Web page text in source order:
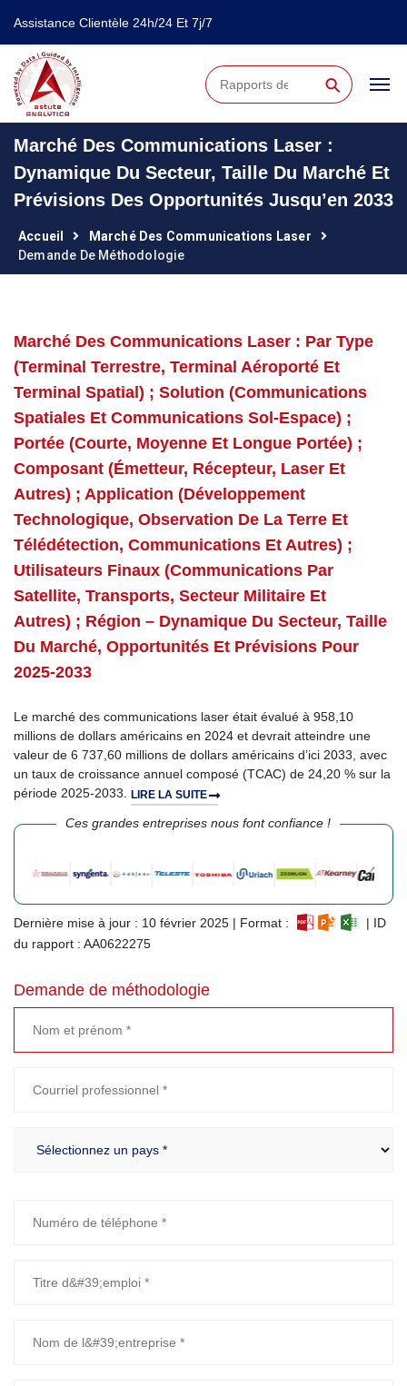
Assistance Clientèle 24h/24 Et 7j/7
⚲
Marché Des Communications Laser :
Dynamique Du Secteur, Taille Du Marché Et
Prévisions Des Opportunités Jusqu’en 2033
Accueil
Marché Des Communications Laser
Demande De Méthodologie
Marché Des Communications Laser : Par Type
(terminal Terrestre, Terminal Aéroporté Et
Terminal Spatial) ; Solution (communications
Spatiales Et Communications Sol-Espace) ;
Portée (courte, Moyenne Et Longue Portée) ;
Composant (émetteur, Récepteur, Laser Et
Autres) ; Application (développement
Technologique, Observation De La Terre Et
Télédétection, Communications Et Autres) ;
Utilisateurs Finaux (communications Par
Satellite, Transports, Secteur Militaire Et
Autres) ; Région – Dynamique Du Secteur, Taille
Du Marché, Opportunités Et Prévisions Pour
2025-2033
Le marché des communications laser était évalué à 958,10
millions de dollars américains en 2024 et devrait atteindre une
valeur de 6 737,60 millions de dollars américains d’ici 2033, avec
un taux de croissance annuel composé (TCAC) de 24,20 % sur la
période 2025-2033. LIRE LA SUITE
Ces grandes entreprises nous font confiance !
Dernière mise à jour : 10 février 2025 | Format :
| ID
du rapport : AA0622275
Demande de méthodologie